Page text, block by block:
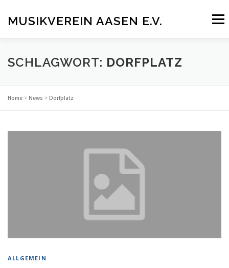
springen
MUSIKVEREIN AASEN E.V. Menü
UNSER VEREIN BLÄSERJUGEND TERMINE
NEWS INTERN
SCHLAGWORT: DORFPLATZ
Home > News > Dorfplatz
ALLGEMEIN